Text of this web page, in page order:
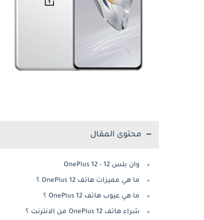
محتوى المقال
وان بلس 12 - OnePlus 12
ما هي مميزات هاتف OnePlus 12 ؟
ما هي عيوب هاتف OnePlus 12 ؟
شراء هاتف OnePlus 12 من الانترنت ؟